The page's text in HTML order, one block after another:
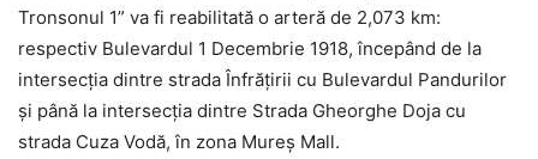
Tronsonul 1” va fi reabilitată o arteră de 2,073 km:
respectiv Bulevardul 1 Decembrie 1918, începând de la
intersecția dintre strada Înfrățirii cu Bulevardul Pandurilor
și până la intersecția dintre Strada Gheorghe Doja cu
strada Cuza Vodă, în zona Mureș Mall.